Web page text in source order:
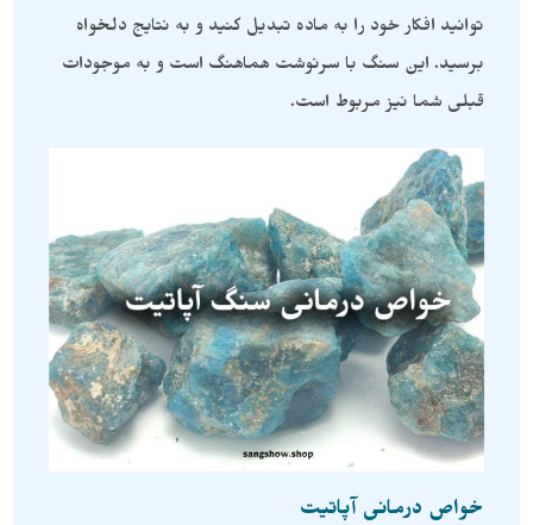
توانید افکار خود را به ماده تبدیل کنید و به نتایج دلخواه
برسید. این سنگ با سرنوشت هماهنگ است و به موجودات
قبلی شما نیز مربوط است.
خواص درمانی آپاتیت